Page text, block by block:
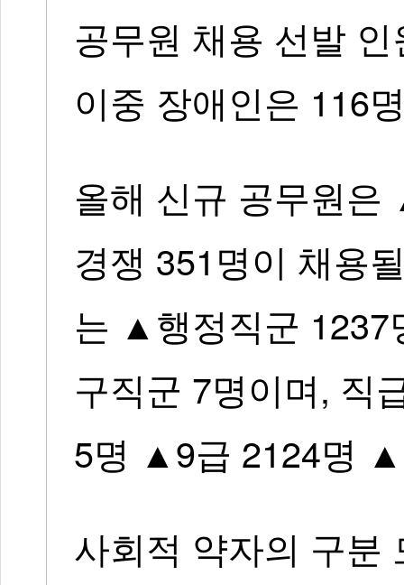
공무원 채용 선발
이중 장애인은 116
올해 신규 공무원
경쟁 351명이 채용
는 ▲행정직군
구직군 7명이며,
5명 ▲9급 2124명
사회적 약자의 구분